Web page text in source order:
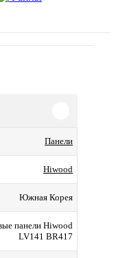
Панели
Hiwood
Южная Корея
панели Hiwood
LV141 BR417